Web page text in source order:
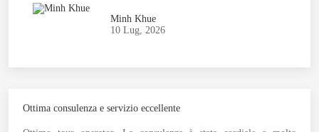
Minh Khue
10 Lug, 2026
Ottima consulenza e servizio eccellente